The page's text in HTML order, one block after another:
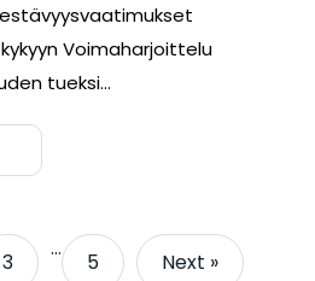
Voimaharjoittelu
tueksi…
3
…
5 Next »